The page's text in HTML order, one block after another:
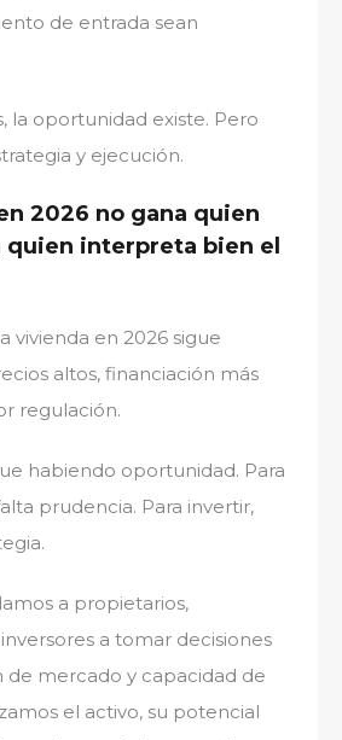
de entrada sean
la oportunidad existe. Pero
y ejecución.
2026 no gana quien
quien interpreta bien el
vivienda en 2026 sigue
altos, financiación más
regulación.
habiendo oportunidad. Para
prudencia. Para invertir,
a propietarios,
a tomar decisiones
de mercado y capacidad de
el activo, su potencial